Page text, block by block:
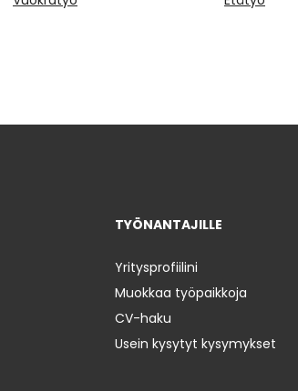
TYÖNANTAJILLE
Yritysprofiilini
Muokkaa työpaikkoja
CV-haku
Usein kysytyt kysymykset